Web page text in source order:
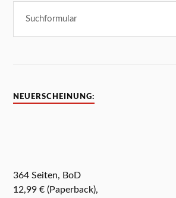
NEUERSCHEINUNG:
364 Seiten, BoD
12,99 € (Paperback),